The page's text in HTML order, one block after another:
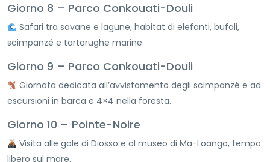
Giorno 8 – Parco Conkouati-Douli
Safari tra savane e lagune, habitat di elefanti, bufali,
scimpanzé e tartarughe marine.
Giorno 9 – Parco Conkouati-Douli
Giornata dedicata all’avvistamento degli scimpanzé e ad
escursioni in barca e 4×4 nella foresta.
Giorno 10 – Pointe-Noire
Visita alle gole di Diosso e al museo di Ma-Loango, tempo
libero sul mare.